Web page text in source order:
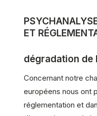
ET
dégradation de
Concernant notre
européens nous ont
réglementation et